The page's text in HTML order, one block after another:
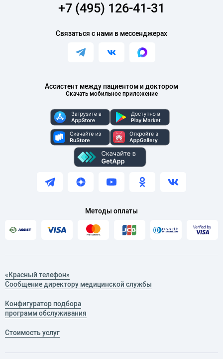
Ассистент между пациентом и доктором
Скачать мобильное приложение
+7 (495) 126-41-31
Связаться с нами в мессенджерах
Методы оплаты
«Красный телефон»
Сообщение директору медицинской службы
Конфигуратор подбора
программ обслуживания
Стоимость услуг